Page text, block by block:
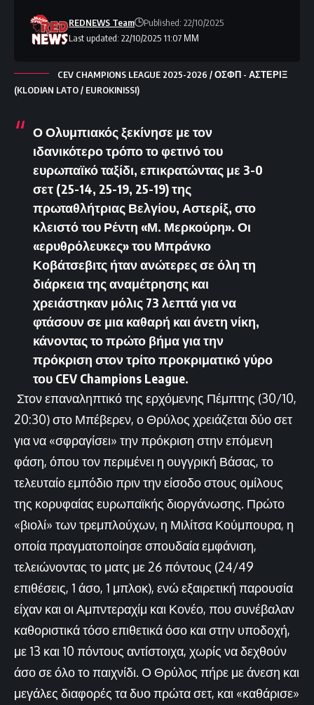
Last updated: 22/10/2025 11:07 ΜΜ
REDNEWS Team Published: 22/10/2025
CEV CHAMPIONS LEAGUE 2025-2026 / ΟΣΦΠ - ΑΣΤΕΡΙΞ
(KLODIAN LATO / EUROKINISSI)
Ο Ολυμπιακός ξεκίνησε με τον
ιδανικότερο τρόπο το φετινό του
ευρωπαϊκό ταξίδι, επικρατώντας με 3-0
σετ (25-14, 25-19, 25-19) της
πρωταθλήτριας Βελγίου, Αστερίξ, στο
κλειστό του Ρέντη «Μ. Μερκούρη». Οι
«ερυθρόλευκες» του Μπράνκο
Κοβάτσεβιτς ήταν ανώτερες σε όλη τη
διάρκεια της αναμέτρησης και
χρειάστηκαν μόλις 73 λεπτά για να
φτάσουν σε μια καθαρή και άνετη νίκη,
κάνοντας το πρώτο βήμα για την
πρόκριση στον τρίτο προκριματικό γύρο
του CEV Champions League.
Στον επαναληπτικό της ερχόμενης Πέμπτης (30/10,
20:30) στο Μπέβερεν, ο Θρύλος χρειάζεται δύο σετ
για να «σφραγίσει» την πρόκριση στην επόμενη
φάση, όπου τον περιμένει η ουγγρική Βάσας, το
τελευταίο εμπόδιο πριν την είσοδο στους ομίλους
της κορυφαίας ευρωπαϊκής διοργάνωσης. Πρώτο
«βιολί» των τρεμπλούχων, η Μιλίτσα Κούμπουρα, η
οποία πραγματοποίησε σπουδαία εμφάνιση,
τελειώνοντας το ματς με 26 πόντους (24/49
επιθέσεις, 1 άσο, 1 μπλοκ), ενώ εξαιρετική παρουσία
είχαν και οι Αμπντεραχίμ και Κονέο, που συνέβαλαν
καθοριστικά τόσο επιθετικά όσο και στην υποδοχή,
με 13 και 10 πόντους αντίστοιχα, χωρίς να δεχθούν
άσο σε όλο το παιχνίδι. Ο Θρύλος πήρε με άνεση και
μεγάλες διαφορές τα δυο πρώτα σετ, και «καθάρισε»